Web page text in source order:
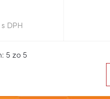
s DPH
5 zo 5